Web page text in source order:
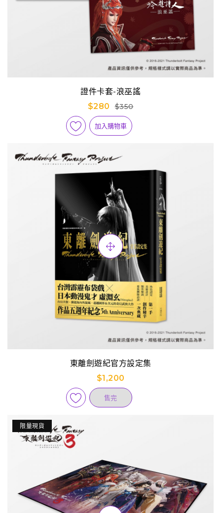
證件卡套-浪巫謠
$280
$350
加入購物車
東離劍遊紀官方設定集
$1,200
售完
限量現貨